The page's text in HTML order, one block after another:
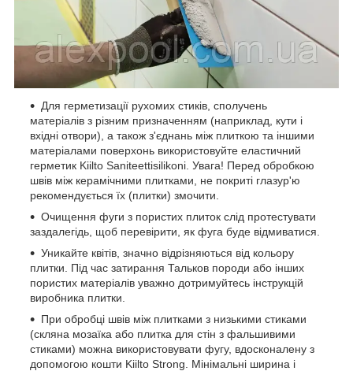
Для герметизації рухомих стиків, сполучень
матеріалів з різним призначенням (наприклад, кути і
вхідні отвори), а також з'єднань між плиткою та іншими
матеріалами поверхонь використовуйте еластичний
герметик Kiilto Saniteettisilikoni. Увага! Перед обробкою
швів між керамічними плитками, не покриті глазур'ю
рекомендується їх (плитки) змочити.
Очищення фуги з пористих плиток слід протестувати
заздалегідь, щоб перевірити, як фуга буде відмиватися.
Уникайте квітів, значно відрізняються від кольору
плитки. Під час затирання Тальков породи або інших
пористих матеріалів уважно дотримуйтесь інструкцій
виробника плитки.
При обробці швів між плитками з низькими стиками
(скляна мозаїка або плитка для стін з фальшивими
стиками) можна використовувати фугу, вдосконалену з
допомогою кошти Kiilto Strong. Мінімальні ширина і